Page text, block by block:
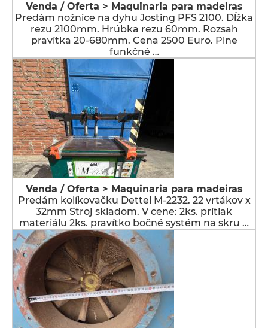
Venda / Oferta > Maquinaria para madeiras
Predám nožnice na dyhu Josting PFS 2100. Dĺžka
rezu 2100mm. Hrúbka rezu 60mm. Rozsah
pravítka 20-680mm. Cena 2500 Euro. Plne
funkčné …
Venda / Oferta > Maquinaria para madeiras
Predám kolíkovačku Dettel M-2232. 22 vrtákov x
32mm Stroj skladom. V cene: 2ks. prítlak
materiálu 2ks. pravítko bočné systém na skru …